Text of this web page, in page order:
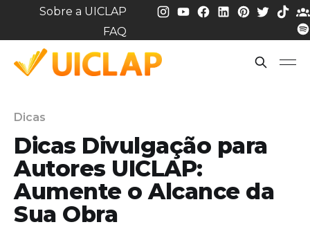
Sobre a UICLAP
FAQ
Dicas
Dicas Divulgação para
Autores UICLAP:
Aumente o Alcance da
Sua Obra